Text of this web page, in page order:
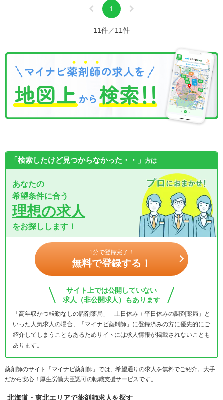
1
11件／11件
「検索したけど見つからなかった・・」 方は
あなたの
希望条件に合う
理想の求人
をお探しします！
1分で登録完了！
無料で登録する！
サイト上では公開していない
求人（非公開求人）もあります
「高年収かつ転勤なしの調剤薬局」「土日休み＋平日休みの調剤薬局」と
いった人気求人の場合、「マイナビ薬剤師」に登録済みの方に優先的にご
紹介してしまうこともあるためサイトには求人情報が掲載されないことも
あります。
薬剤師のサイト「マイナビ薬剤師」では、希望通りの求人を無料でご紹介。大手
だから安心！厚生労働大臣認可の転職支援サービスです。
北海道・東北エリアで薬剤師求人を探す